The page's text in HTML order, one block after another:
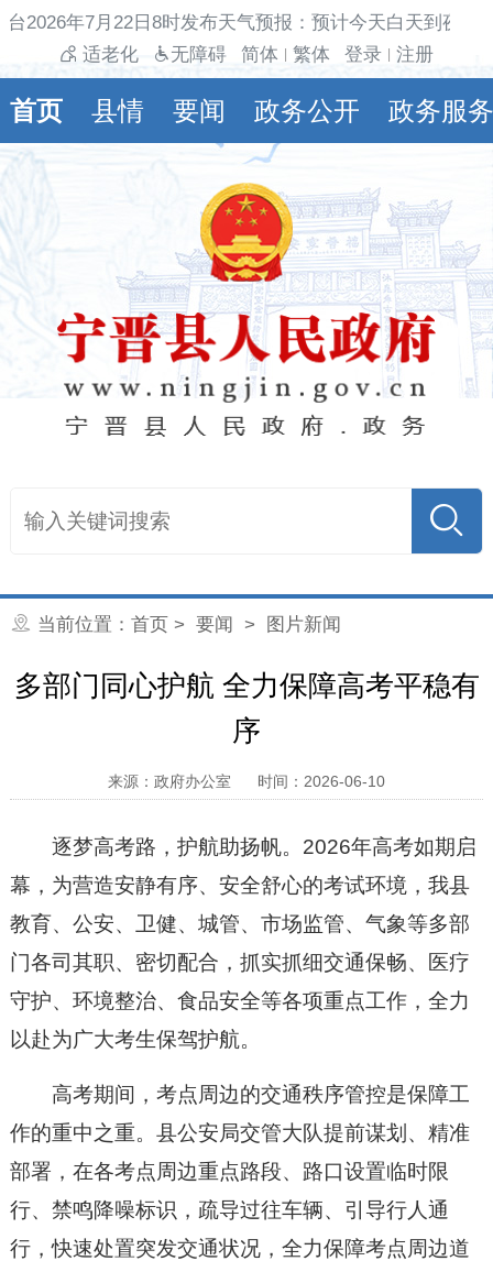
2026年7月22日8时发布天气预报：预计今天白天到夜
适老化
无障碍 简体 繁体 登录 注册
首页 县情 要闻 政务公开 政务服务
当前位置： 首页 > 要闻 > 图片新闻
多部门同心护航 全力保障高考平稳有
序
来源：政府办公室 时间：2026-06-10
逐梦高考路，护航助扬帆。2026年高考如期启
幕，为营造安静有序、安全舒心的考试环境，我县
教育、公安、卫健、城管、市场监管、气象等多部
门各司其职、密切配合，抓实抓细交通保畅、医疗
守护、环境整治、食品安全等各项重点工作，全力
以赴为广大考生保驾护航。
高考期间，考点周边的交通秩序管控是保障工
作的重中之重。县公安局交管大队提前谋划、精准
部署，在各考点周边重点路段、路口设置临时限
行、禁鸣降噪标识，疏导过往车辆、引导行人通
行，快速处置突发交通状况，全力保障考点周边道